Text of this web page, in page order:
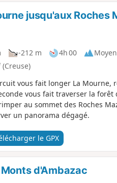
jusqu'aux Roches
-212 m 4h 00
vous fait longer La Mourne,
vous fait traverser la
au sommet des Roches
un panorama dégagé.
le GPX
d'Ambazac